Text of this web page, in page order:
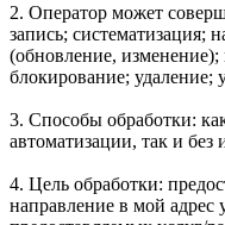
2. Оператор может
запись; систематизация;
(обновление, изменение);
блокирование; удаление;
3. Способы обработки:
автоматизации, так и без
4. Цель обработки:
направление в мой